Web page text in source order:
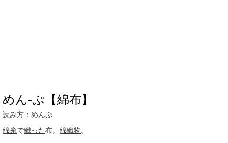
めん‐ぷ【綿布】
読み方：めんぷ
綿糸で織った布。 綿織物。